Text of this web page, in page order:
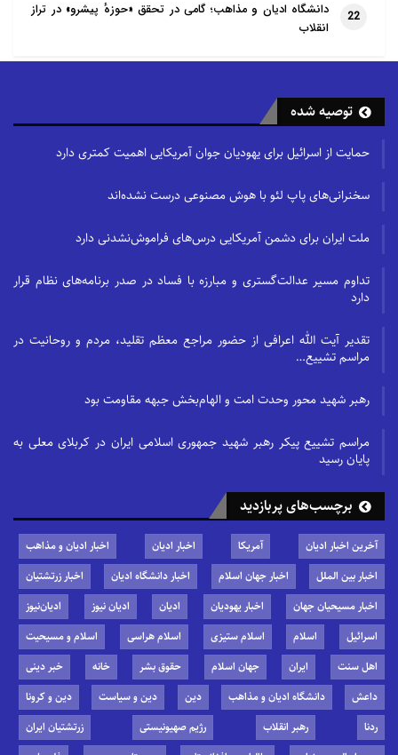
22
دانشگاه ادیان و مذاهب؛ گامی در تحقق «حوزهٔ پیشرو» در تراز
انقلاب
توصیه شده
حمایت از اسرائیل برای یهودیان جوان آمریکایی اهمیت کمتری دارد
سخنرانی‌های پاپ لئو با هوش مصنوعی درست نشده‌اند
ملت ایران برای دشمن آمریکایی درس‌های فراموش‌نشدنی دارد
تداوم مسیر عدالت‌گستری و مبارزه با فساد در صدر برنامه‌های نظام قرار
دارد
تقدیر آیت الله اعرافی از حضور مراجع معظم تقلید، مردم و روحانیت در
مراسم تشییع…
رهبر شهید محور وحدت امت و الهام‌بخش جبهه مقاومت بود
مراسم تشییع پیکر رهبر شهید جمهوری اسلامی ایران در کربلای معلی به
پایان رسید
برچسب‌های پربازدید
آخرین اخبار ادیان آمریکا اخبار ادیان
اخبار ادیان و مذاهب
اخبار بین الملل
اخبار جهان اسلام اخبار دانشگاه ادیان
اخبار زرتشتیان
اخبار مسیحیان جهان
اخبار یهودیان ادیان ادیان نیوز
ادیان‌نیوز
اسرائیل
اسلام اسلام ستیزی اسلام هراسی
اسلام و مسیحیت
اهل سنت
ایران جهان اسلام حقوق بشر خانه
خبر دینی
داعش
دانشگاه ادیان و مذاهب دین دین و سیاست
دین و کرونا
ردنا
رهبر انقلاب رژیم صهیونیستی
زرتشتیان ایران